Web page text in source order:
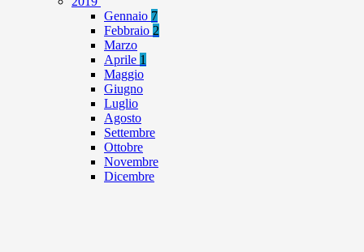
Gennaio 7
Febbraio 2
Marzo
Aprile 1
Maggio
Giugno
Luglio
Agosto
Settembre
Ottobre
Novembre
Dicembre